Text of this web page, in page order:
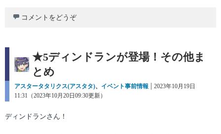
コメントをどうぞ
★5ディンドランが登場！その他ま
とめ
カ
テ
リ
アスタータタリクス(アスタタ)、 イベント事前情報
投
2023年10月19日
11:31（2023年10月20日09:30更新）
ディンドランさん！